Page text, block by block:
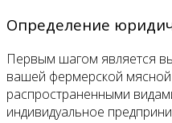
Определение
Первым шагом является
вашей фермерской
распространенными
индивидуальное